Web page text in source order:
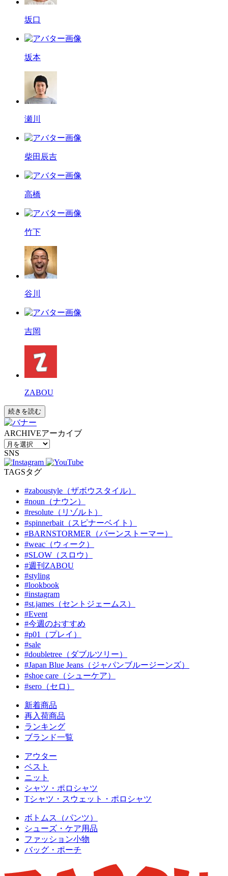
坂口
坂本
瀬川
柴田辰吉
高橋
竹下
谷川
吉岡
ZABOU
続きを読む
ARCHIVEアーカイブ
SNS
TAGSタグ
#zaboustyle（ザボウスタイル）
#noun（ナウン）
#resolute（リゾルト）
#spinnerbait（スピナーベイト）
#BARNSTORMER（バーンストーマー）
#weac（ウィーク）
#SLOW（スロウ）
#週刊ZABOU
#styling
#lookbook
#instagram
#st.james（セントジェームス）
#Event
#今週のおすすめ
#p01（プレイ）
#sale
#doubletree（ダブルツリー）
#Japan Blue Jeans（ジャパンブルージーンズ）
#shoe care（シューケア）
#sero（セロ）
新着商品
再入荷商品
ランキング
ブランド一覧
アウター
ベスト
ニット
シャツ・ポロシャツ
Tシャツ・スウェット・ポロシャツ
ボトムス（パンツ）
シューズ・ケア用品
ファッション小物
バッグ・ポーチ